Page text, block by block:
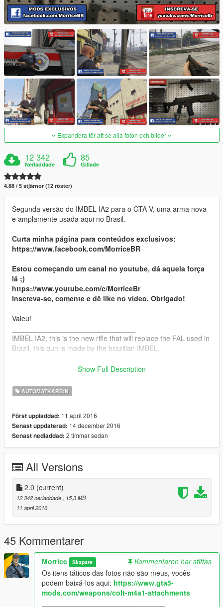
Expandera för att se alla foton och bilder
12 342
Nerladdade
85
Gillade
4.88 / 5 stjärnor (12 röster)
Segunda versão do IMBEL IA2 para o GTA V, uma arma nova
e amplamente usada aqui no Brasil.
Curta minha página para conteúdos exclusivos:
https://www.facebook.com/MorriceBR
Estou começando um canal no youtube, dá aquela força
lá ;)
https://www.youtube.com/c/MorriceBr
Inscreva-se, comente e dê like no vídeo, Obrigado!
Valeu!
IMBEL IA2, this is the new rifle that will replace the FAL used in
Brazil, this gun is made by the brazilian IMBEL.
This is the 2nd version.
For Exclusive content visit my Facebook Page:
facebook.com/MorriceBr
Thanks!
Show Full Description
AUTOMATKARBIN
Först uppladdad: 11 april 2016
Senast uppdaterad: 14 december 2016
Senast nedladdad: 2 timmar sedan
All Versions
2.0 (current)
12 342 nerladdade, 15,3 MB
11 april 2016
45 Kommentarer
Morrice Skapare
Kommentaren har stiftas
Os itens táticos das fotos não são meus, vocês
podem baixá-los aqui: https://www.gta5-
mods.com/weapons/colt-m4a1-attachments